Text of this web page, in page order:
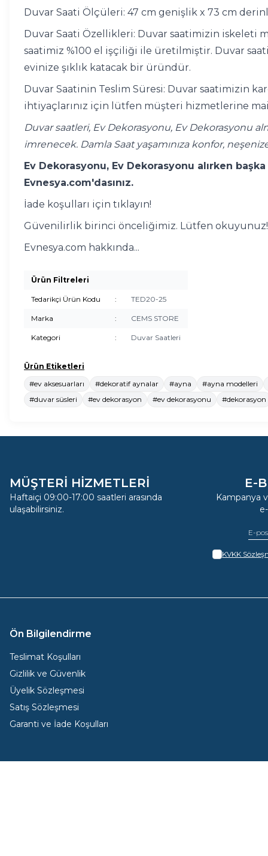
Duvar Saati Ölçüleri: 47 cm genişlik x 73 cm
Duvar Saati Özellikleri: Duvar saatimizin iskeleti
saatimiz %100 el işçiliği ile üretilmiştir. Duvar
evinize şıklık katacak bir üründür.
Duvar Saatinin Teslim Süresi: Duvar saatimizin
ihtiyaçlarınız için lütfen müşteri hizmetlerine
Duvar saatleri, Ev Dekorasyonu, Ev Dekorasyonu
imrenecek. Damla Saat yaşamınıza konfor,
Ev Dekorasyonu, Ev Dekorasyonu alırken
Evnesya.com'dasınız.
İade koşulları için tıklayın!
Güvenilirlik birinci önceliğimiz. Lütfen okuyunuz!
Evnesya.com hakkında...
Ürün Filtreleri
Tedarikçi Ürün Kodu : TED20-25
Marka : CEMS STORE
Kategori : Duvar Saatleri
Ürün Etiketleri
#ev aksesuarları
#dekoratif aynalar #ayna
#ayna modelleri
#duvar süsleri
#ev dekorasyon #ev dekorasyonu #dekorasyon
MÜŞTERİ HİZMETLERİ
Haftaiçi 09:00-17:00 saatleri arasında
ulaşabilirsiniz.
E-
Kampanya
KVKK
Ön Bilgilendirme
Teslimat Koşulları
Gizlilik ve Güvenlik
Üyelik Sözleşmesi
Satış Sözleşmesi
Garanti ve İade Koşulları